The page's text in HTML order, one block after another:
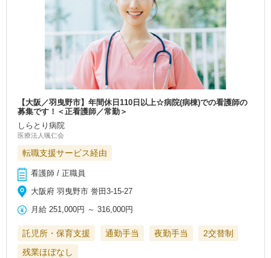
【大阪／羽曳野市】年間休日110日以上☆病院(病棟)での看護師の
募集です！＜正看護師／常勤＞
しらとり病院
医療法人颯仁会
転職支援サービス経由
看護師 / 正職員
大阪府 羽曳野市 誉田3-15-27
月給 251,000円 ～316,000円
託児所・保育支援 通勤手当 夜勤手当
2交替制
残業ほぼなし